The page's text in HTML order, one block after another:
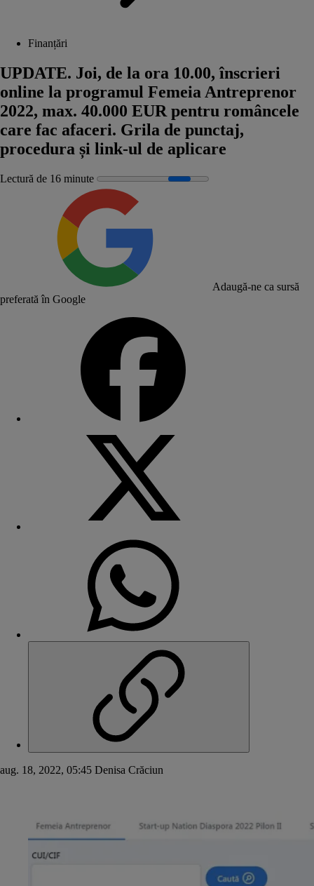
Finanțări
UPDATE. Joi, de la ora 10.00, înscrieri
online la programul Femeia Antreprenor
2022, max. 40.000 EUR pentru româncele
care fac afaceri. Grila de punctaj,
procedura și link-ul de aplicare
Lectură de 16 minute
Adaugă-ne ca sursă
preferată în Google
aug. 18, 2022, 05:45 Denisa Crăciun